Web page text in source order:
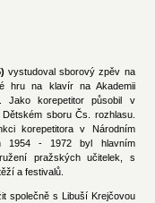
vystudoval sborový zpěv na
hru na klavír na Akademii
Jako korepetitor působil v
sboru Čs. rozhlasu.
korepetitora v Národním
1954 - 1972 byl hlavním
pražských učitelek, s
a festivalů.
společně s Libuší Krejčovou